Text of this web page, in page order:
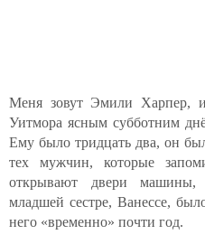
Меня зовут Эмили Харпер,
Уитмора ясным субботним
Ему было тридцать два, он
тех мужчин, которые
открывают двери машины,
младшей сестре, Ванессе,
него «временно» почти год.